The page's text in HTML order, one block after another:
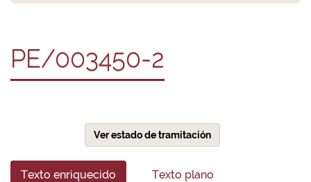
PE/003450-2
Ver estado de tramitación
Texto enriquecido Texto plano